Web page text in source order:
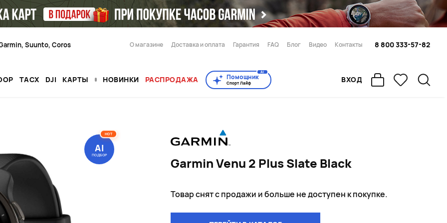
Suunto, Coros О магазине Доставка и оплата Гарантия FAQ Блог Видео Контакты 8 800 333-57-82
TACX DJI КАРТЫ НОВИНКИ РАСПРОДАЖА Помощник
Спорт Лайф
AI
ВХОД
Garmin Venu 2 Plus Slate Black
Товар снят с продажи и больше не доступен к покупке.
HOT
AI
ПОДБОР